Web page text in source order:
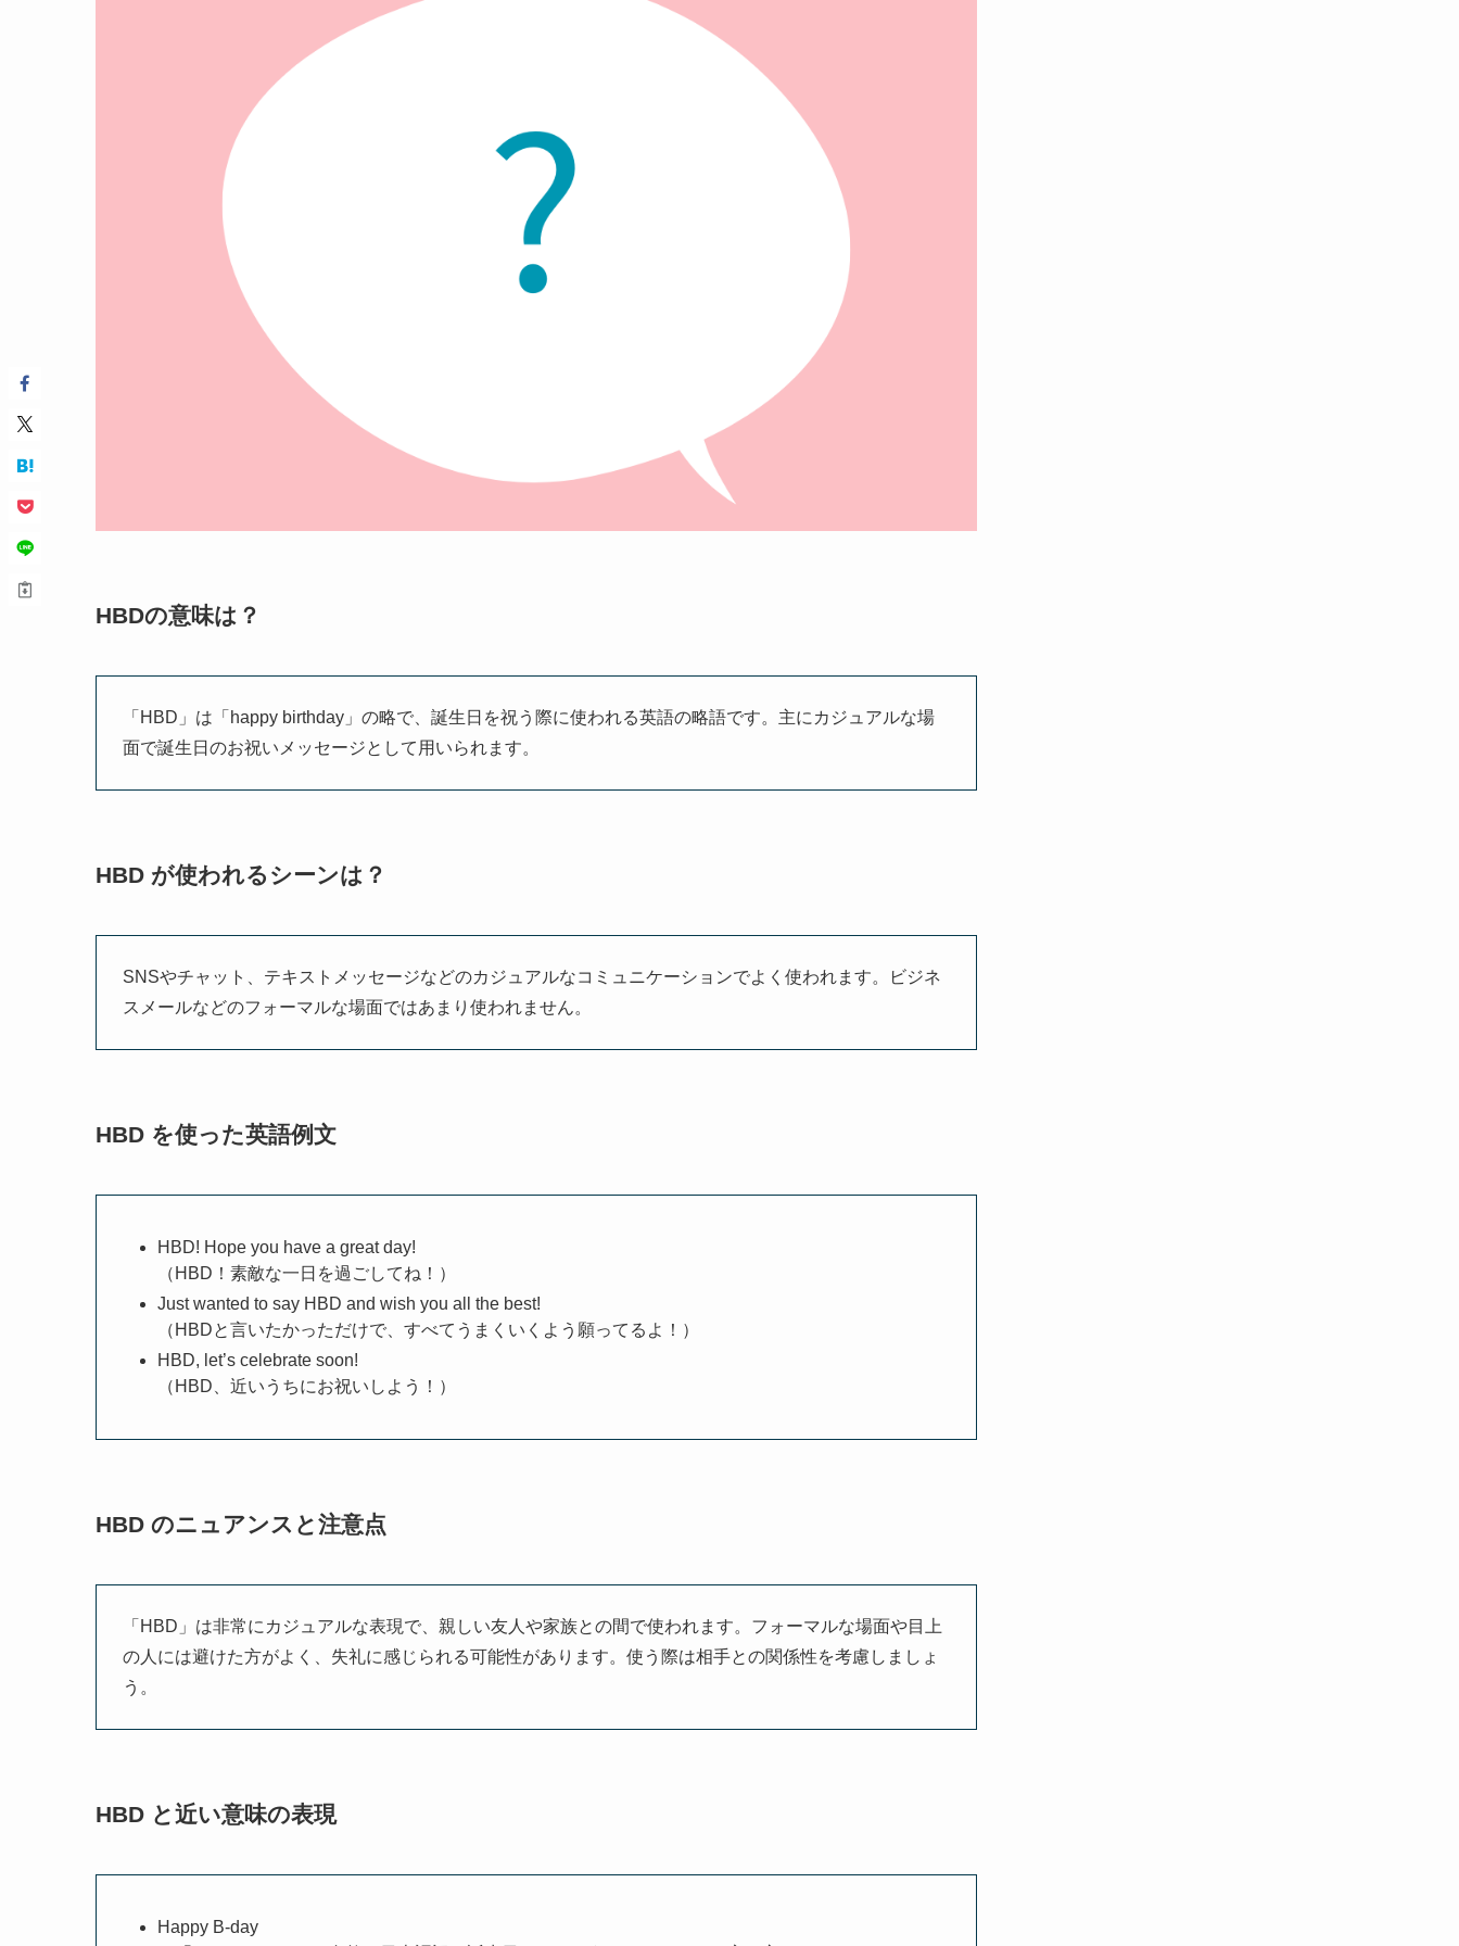
HBDの意味は？
「HBD」は「happy birthday」の略で、誕生日を祝う際に使われる英語の略語です。主にカジュアルな場
面で誕生日のお祝いメッセージとして用いられます。
HBD が使われるシーンは？
SNSやチャット、テキストメッセージなどのカジュアルなコミュニケーションでよく使われます。ビジネ
スメールなどのフォーマルな場面ではあまり使われません。
HBD を使った英語例文
HBD! Hope you have a great day!
（HBD！素敵な一日を過ごしてね！）
Just wanted to say HBD and wish you all the best!
（HBDと言いたかっただけで、すべてうまくいくよう願ってるよ！）
HBD, let’s celebrate soon!
（HBD、近いうちにお祝いしよう！）
HBD のニュアンスと注意点
「HBD」は非常にカジュアルな表現で、親しい友人や家族との間で使われます。フォーマルな場面や目上
の人には避けた方がよく、失礼に感じられる可能性があります。使う際は相手との関係性を考慮しましょ
う。
HBD と近い意味の表現
Happy B-day